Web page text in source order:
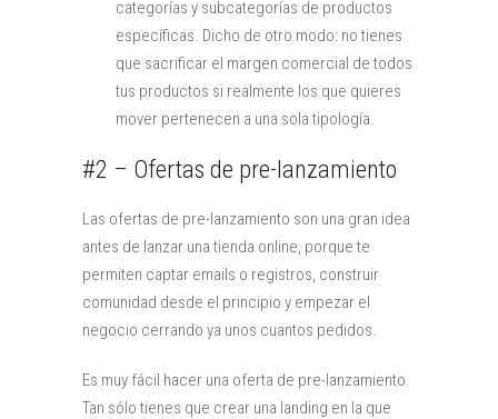
categorías y subcategorías de productos
específicas. Dicho de otro modo: no tienes
que sacrificar el margen comercial de todos
tus productos si realmente los que quieres
mover pertenecen a una sola tipología.
#2 – Ofertas de pre-lanzamiento
Las ofertas de pre-lanzamiento son una gran idea
antes de lanzar una tienda online, porque te
permiten captar emails o registros, construir
comunidad desde el principio y empezar el
negocio cerrando ya unos cuantos pedidos.
Es muy fácil hacer una oferta de pre-lanzamiento.
Tan sólo tienes que crear una landing en la que